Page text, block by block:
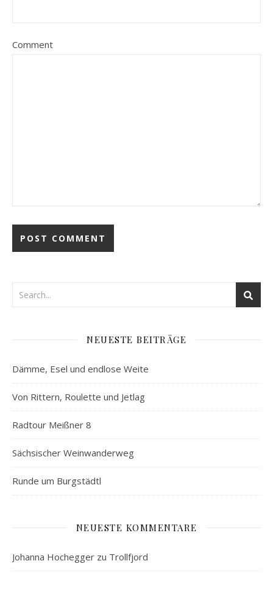
Comment
NEUESTE BEITRÄGE
Dämme, Esel und endlose Weite
Von Rittern, Roulette und Jetlag
Radtour Meißner 8
Sächsischer Weinwanderweg
Runde um Burgstädtl
NEUESTE KOMMENTARE
Johanna Hochegger zu Trollfjord